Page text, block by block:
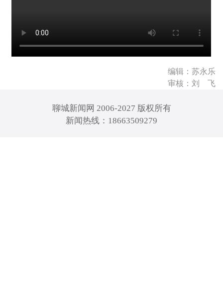
编辑：苏永乐
审核：刘 飞
聊城新闻网 2006-2027 版权所有
新闻热线：18663509279